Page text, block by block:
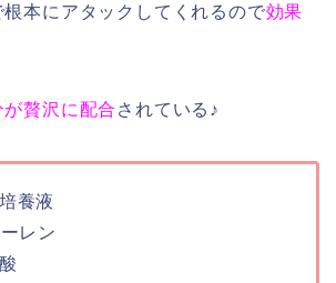
根本にアタックしてくれるので効果
贅沢に配合 されている♪
養液
レン